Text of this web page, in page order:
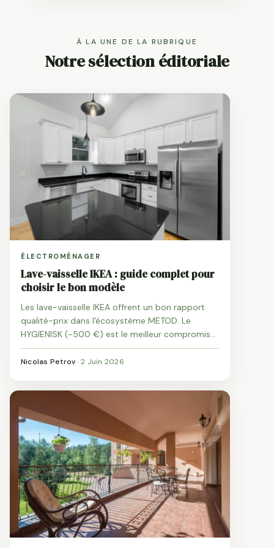
À LA UNE DE LA RUBRIQUE
Notre sélection éditoriale
ÉLECTROMÉNAGER
Lave-vaisselle IKEA : guide complet pour
choisir le bon modèle
Les lave-vaisselle IKEA offrent un bon rapport
qualité-prix dans l'écosystème METOD. Le
HYGIENISK (~500 €) est le meilleur compromis
pour un usage familial, avec garantie 5 ans
incluse.
Nicolas Petrov ·2 Juin 2026